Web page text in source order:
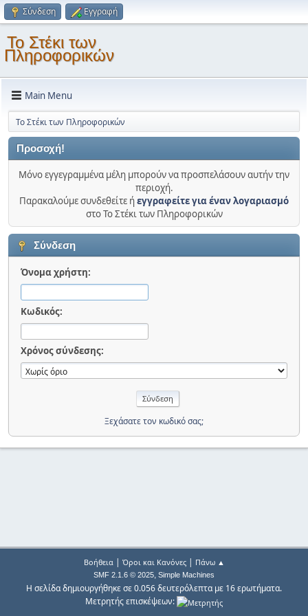
Σύνδεση Εγγραφή
Το Στέκι των
Πληροφορικών
Main Menu
Το Στέκι των Πληροφορικών
Προσοχή!
Μόνο εγγεγραμμένα μέλη μπορούν να προσπελάσουν αυτήν την
περιοχή.
Παρακαλούμε συνδεθείτε ήεγγραφείτε για έναν λογαριασμό
στο Το Στέκι των Πληροφορικών
Σύνδεση
Όνομα χρήστη:
Κωδικός:
Χρόνος σύνδεσης:
Ξεχάσατε τον κωδικό σας;
Βοήθεια| Όροι και Κανόνες| Πάνω ▲
SMF 2.1.6 © 2025, Simple Machines
Η σελίδα δημιουργήθηκε σε 0.056 δευτερόλεπτα με 16 ερωτήματα.
Μετρητής επισκέψεων: